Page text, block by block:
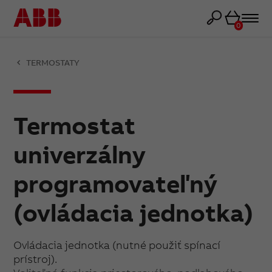
Košík
0
TERMOSTATY
Termostat
univerzálny
programovateľný
(ovládacia jednotka)
Ovládacia jednotka (nutné použiť spínací
prístroj).